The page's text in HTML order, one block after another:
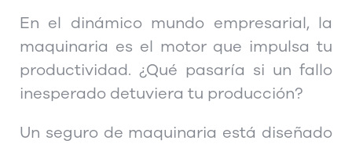
En el dinámico mundo empresarial, la
maquinaria es el motor que impulsa tu
productividad. ¿Qué pasaría si un fallo
inesperado detuviera tu producción?
Un seguro de maquinaria está diseñado